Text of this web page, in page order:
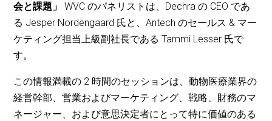
会と課題」
WVC のパネリストは、Dechra の CEO であ
る Jesper Nordengaard 氏と、Antech のセールス & マー
ケティング担当上級副社長である Tammi Lesser 氏で
す。
この情報満載の 2 時間のセッションは、動物医療業界の
経営幹部、営業およびマーケティング、戦略、財務のマ
ネージャー、および意思決定者にとって特に価値のある